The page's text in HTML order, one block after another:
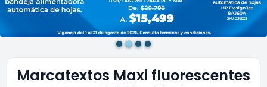
Marcatextos Maxi fluorescentes